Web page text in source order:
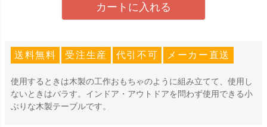
カートに入れる
送料無料 受注生産 代引不可 メーカー直送
使用するときは木製の工作おもちゃのように組み立てて、使用し
ないときはバラす。インドア・アウトドアを問わず使用できる小
ぶりな木製テーブルです。